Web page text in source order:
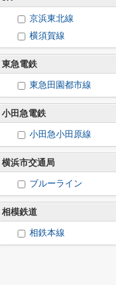
京浜東北線
横須賀線
東急電鉄
東急田園都市線
小田急電鉄
小田急小田原線
横浜市交通局
ブルーライン
相模鉄道
相鉄本線